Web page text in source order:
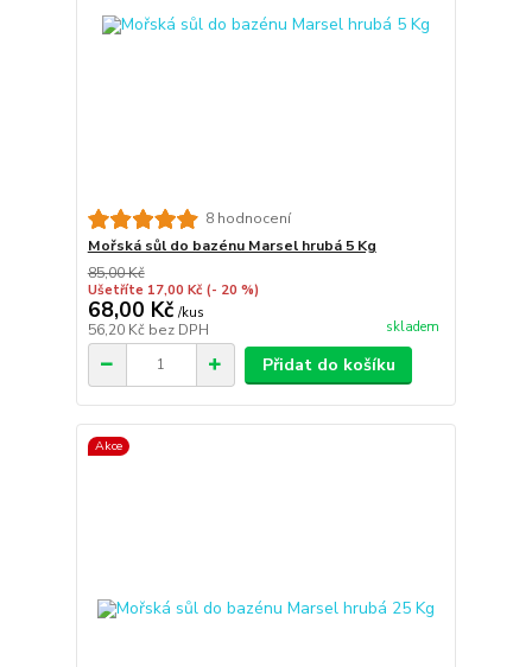
8 hodnocení
Mořská sůl do bazénu Marsel hrubá 5 Kg
85,00 Kč
Ušetříte 17,00 Kč (- 20 %)
68,00 Kč /kus
56,20 Kč bez DPH skladem
Přidat do košíku
Akce